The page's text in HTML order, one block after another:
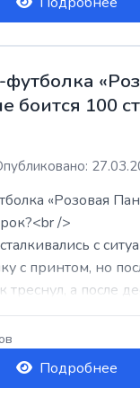
боится 100
«Розовая
/>
с
с принтом, но
треснул, а после
Подробнее